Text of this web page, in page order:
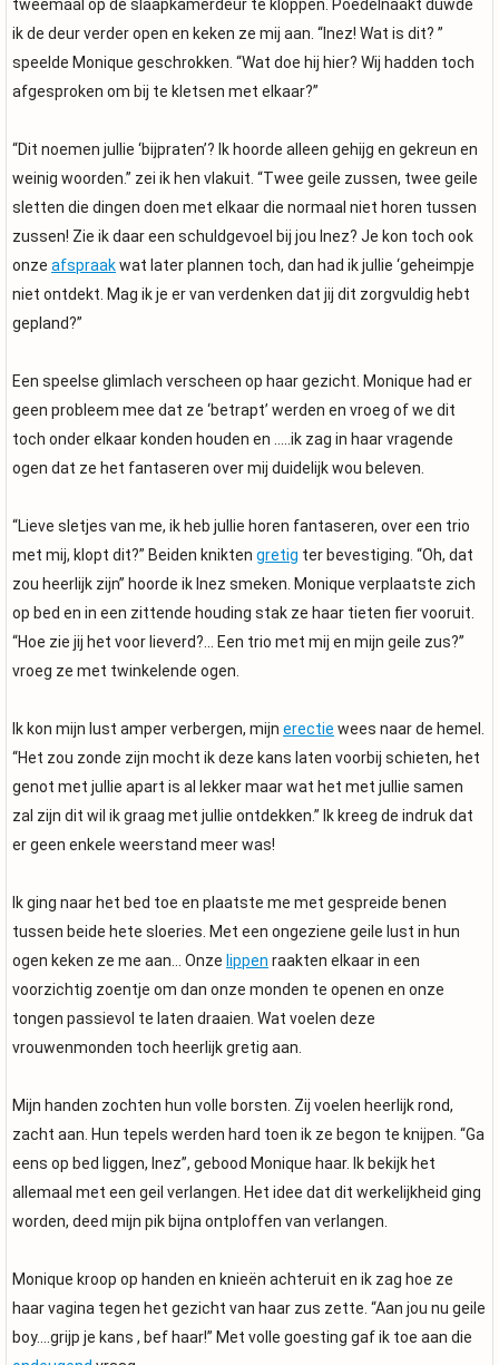
tweemaal op de slaapkamerdeur te kloppen. Poedelnaakt duwde
ik de deur verder open en keken ze mij aan. “Inez! Wat is dit? ”
speelde Monique geschrokken. “Wat doe hij hier? Wij hadden toch
afgesproken om bij te kletsen met elkaar?”
“Dit noemen jullie ‘bijpraten’? Ik hoorde alleen gehijg en gekreun en
weinig woorden.” zei ik hen vlakuit. “Twee geile zussen, twee geile
sletten die dingen doen met elkaar die normaal niet horen tussen
zussen! Zie ik daar een schuldgevoel bij jou Inez? Je kon toch ook
onze afspraakwat later plannen toch, dan had ik jullie ‘geheimpje
niet ontdekt. Mag ik je er van verdenken dat jij dit zorgvuldig hebt
gepland?”
Een speelse glimlach verscheen op haar gezicht. Monique had er
geen probleem mee dat ze ‘betrapt’ werden en vroeg of we dit
toch onder elkaar konden houden en …..ik zag in haar vragende
ogen dat ze het fantaseren over mij duidelijk wou beleven.
“Lieve sletjes van me, ik heb jullie horen fantaseren, over een trio
met mij, klopt dit?” Beiden knikten gretig ter bevestiging. “Oh, dat
zou heerlijk zijn” hoorde ik Inez smeken. Monique verplaatste zich
op bed en in een zittende houding stak ze haar tieten fier vooruit.
“Hoe zie jij het voor lieverd?... Een trio met mij en mijn geile zus?”
vroeg ze met twinkelende ogen.
Ik kon mijn lust amper verbergen, mijn erectie wees naar de hemel.
“Het zou zonde zijn mocht ik deze kans laten voorbij schieten, het
genot met jullie apart is al lekker maar wat het met jullie samen
zal zijn dit wil ik graag met jullie ontdekken.” Ik kreeg de indruk dat
er geen enkele weerstand meer was!
Ik ging naar het bed toe en plaatste me met gespreide benen
tussen beide hete sloeries. Met een ongeziene geile lust in hun
ogen keken ze me aan... Onze lippen raakten elkaar in een
voorzichtig zoentje om dan onze monden te openen en onze
tongen passievol te laten draaien. Wat voelen deze
vrouwenmonden toch heerlijk gretig aan.
Mijn handen zochten hun volle borsten. Zij voelen heerlijk rond,
zacht aan. Hun tepels werden hard toen ik ze begon te knijpen. “Ga
eens op bed liggen, Inez”, gebood Monique haar. Ik bekijk het
allemaal met een geil verlangen. Het idee dat dit werkelijkheid ging
worden, deed mijn pik bijna ontploffen van verlangen.
Monique kroop op handen en knieën achteruit en ik zag hoe ze
haar vagina tegen het gezicht van haar zus zette. “Aan jou nu geile
boy….grijp je kans , bef haar!” Met volle goesting gaf ik toe aan die